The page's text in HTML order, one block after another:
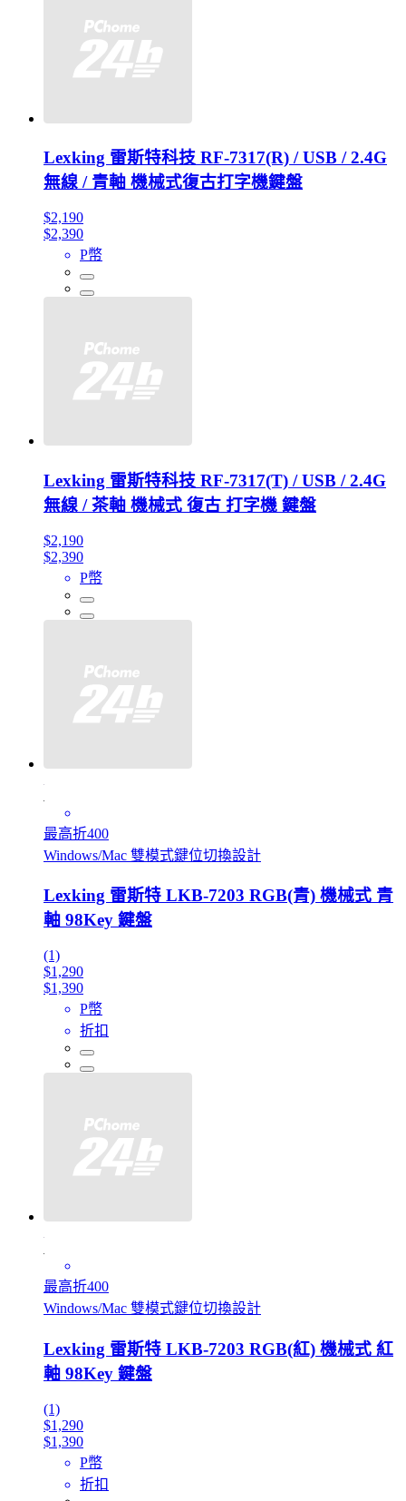
Lexking 雷斯特科技 RF-7317(R) / USB / 2.4G
無線 / 青軸 機械式復古打字機鍵盤
$2,190
$2,390
P幣
Lexking 雷斯特科技 RF-7317(T) / USB / 2.4G
無線 / 茶軸 機械式 復古 打字機 鍵盤
$2,190
$2,390
P幣
最高折400
Windows/Mac 雙模式鍵位切換設計
Lexking 雷斯特 LKB-7203 RGB(青) 機械式 青
軸 98Key 鍵盤
(1)
$1,290
$1,390
P幣
折扣
最高折400
Windows/Mac 雙模式鍵位切換設計
Lexking 雷斯特 LKB-7203 RGB(紅) 機械式 紅
軸 98Key 鍵盤
(1)
$1,290
$1,390
P幣
折扣